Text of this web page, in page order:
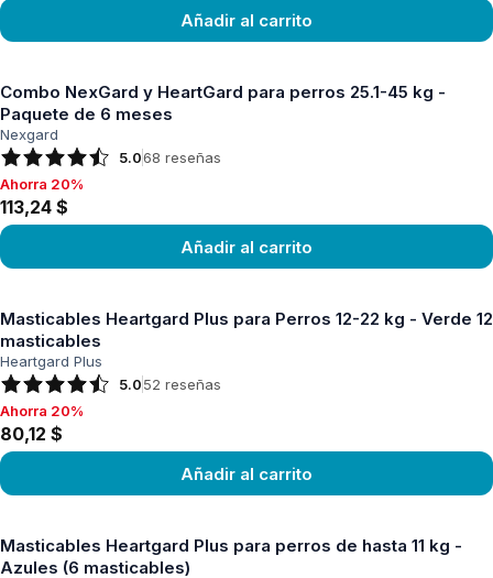
Añadir al carrito
Combo NexGard y HeartGard para perros 25.1-45 kg -
Paquete de 6 meses
Nexgard
5.068 reseñas
Ahorra 20%, 113,24 $
Ahorra 20%
113,24 $
Añadir al carrito
Masticables Heartgard Plus para Perros 12-22 kg - Verde 12
masticables
Heartgard Plus
5.052 reseñas
Ahorra 20%, 80,12 $
Ahorra 20%
80,12 $
Añadir al carrito
Masticables Heartgard Plus para perros de hasta 11 kg -
Azules (6 masticables)